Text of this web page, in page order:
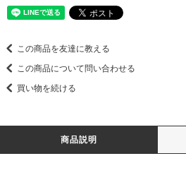
この商品を友達に教える
この商品について問い合わせる
買い物を続ける
商品説明